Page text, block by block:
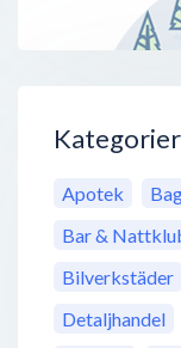
Apotek
Bar &
Bilverkstäder
Detaljhandel